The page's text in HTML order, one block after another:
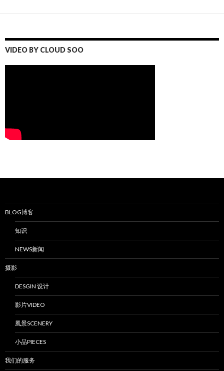
VIDEO BY CLOUD SOO
BLOG博客
知识
NEWS新闻
摄影
DESGIN 设计
影片VIDEO
風景SCENERY
小品PIECES
我们的服务